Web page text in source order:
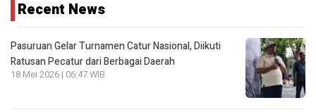
Recent News
Pasuruan Gelar Turnamen Catur Nasional, Diikuti
Ratusan Pecatur dari Berbagai Daerah
18 Mei 2026 | 06:47 WIB